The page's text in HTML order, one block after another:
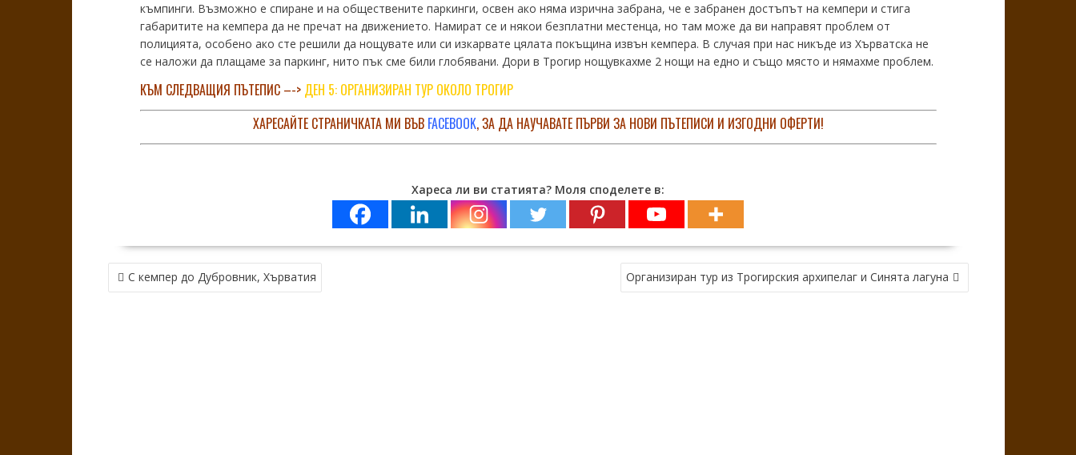
къмпинги. Възможно е спиране и на обществените паркинги, освен ако няма изрична забрана, че е забранен достъпът на кемпери и стига
габаритите на кемпера да не пречат на движението. Намират се и някои безплатни местенца, но там може да ви направят проблем от
полицията, особено ако сте решили да нощувате или си изкарвате цялата покъщина извън кемпера. В случая при нас никъде из Хърватска не
се наложи да плащаме за паркинг, нито пък сме били глобявани. Дори в Трогир нощувкахме 2 нощи на едно и също място и нямахме проблем.
КЪМ СЛЕДВАЩИЯ ПЪТЕПИС –-> ДЕН 5: ОРГАНИЗИРАН ТУР ОКОЛО ТРОГИР
ХАРЕСАЙТЕ СТРАНИЧКАТА МИ ВЪВ FACEBOOK, ЗА ДА НАУЧАВАТЕ ПЪРВИ ЗА НОВИ ПЪТЕПИСИ И ИЗГОДНИ ОФЕРТИ!
Хареса ли ви статията? Моля споделете в:
НАВИГАЦИЯ
С кемпер до Дубровник, Хърватия Организиран тур из Трогирския архипелаг и Синята лагуна